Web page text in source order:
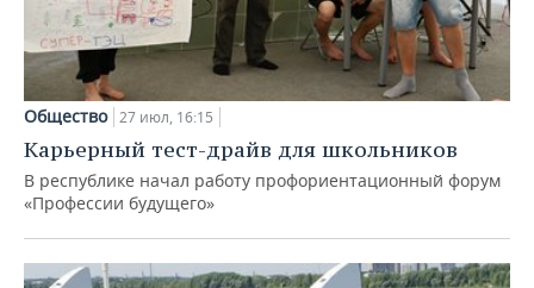
Общество 27 июл, 16:15
Карьерный тест-драйв для школьников
В республике начал работу профориентационный форум
«Профессии будущего»